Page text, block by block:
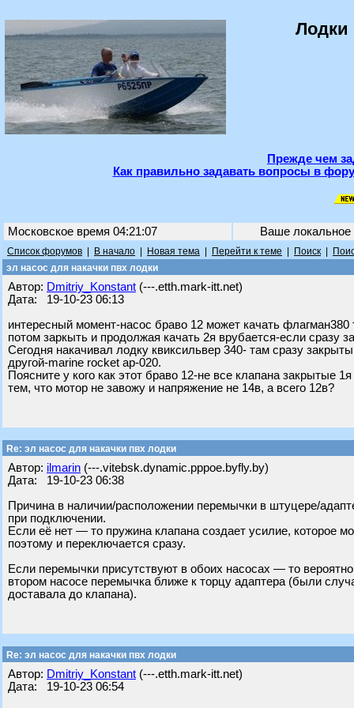
Лодки
Прежде чем
Как правильно задавать вопросы в
Московское время 04:21:07 Ваше
Список форумов В начало Новая тема Перейти к теме Поиск
эл насос для накачки пвх лодки
Автор: Dmitriy_Konstant (---.etth.mark-itt.net)
Дата: 19-10-23 06:13
интересный момент-насос браво 12 может качать флагман380
потом заркыть и продолжая качать 2я врубается-если сразу
Сегодня накачивал лодку квиксильвер 340- там сразу
другой-marine rocket ap-020.
Поясните у кого как этот браво 12-не все клапана закрытые
тем, что мотор не завожу и напряжение не 14в, а всего 12в?
Re: эл насос для накачки пвх лодки
Автор: ilmarin (---.vitebsk.dynamic.pppoe.byfly.by)
Дата: 19-10-23 06:38
Причина в наличии/расположении перемычки в штуцере/
при подключении.
Если её нет — то пружина клапана создает усилие, которое
поэтому и переключается сразу.
Если перемычки присутствуют в обоих насосах — то
втором насосе перемычка ближе к торцу адаптера (были
доставала до клапана).
Re: эл насос для накачки пвх лодки
Автор: Dmitriy_Konstant (---.etth.mark-itt.net)
Дата: 19-10-23 06:54